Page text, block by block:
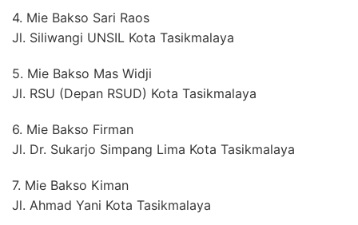
4. Mie Bakso Sari Raos
Jl. Siliwangi UNSIL Kota Tasikmalaya
5. Mie Bakso Mas Widji
Jl. RSU (Depan RSUD) Kota Tasikmalaya
6. Mie Bakso Firman
Jl. Dr. Sukarjo Simpang Lima Kota Tasikmalaya
7. Mie Bakso Kiman
Jl. Ahmad Yani Kota Tasikmalaya